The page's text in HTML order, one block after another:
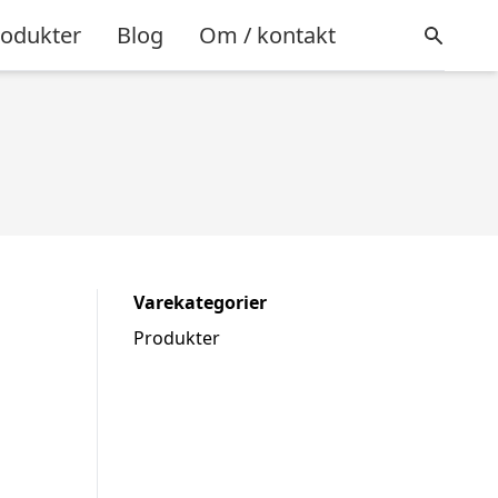
Blog Om / kontakt
Varekategorier
Produkter